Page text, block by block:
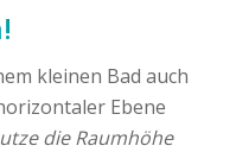
kleinen Bad auch
Ebene
die Raumhöhe